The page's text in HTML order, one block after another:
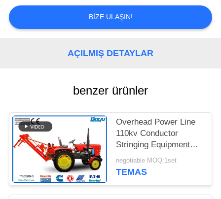
TEKLIF
ISTEĞI
POLICY
BIZE ULAŞIN!
AÇILMIŞ DETAYLAR
benzer ürünler
Overhead Power Line
110kv Conductor
Stringing Equipment
OPGW ADSS , Cable
Tractor Puller
negotiable MOQ:1set
TEMAS